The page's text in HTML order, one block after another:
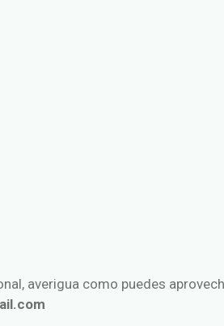
averigua como puedes